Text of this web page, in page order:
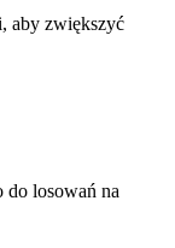
aby zwiększyć
do losowań na